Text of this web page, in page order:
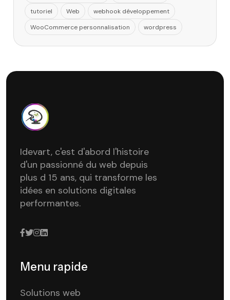
tutoriel
Web
webhook développement
WooCommerce personnalisation
wordpress
Idevart, c'est d'abord l'histoire
d'un passionné du web depuis
plus d 15 ans, qui transforme les
idées en solutions digitales
performantes.
Menu rapide
Solutions web